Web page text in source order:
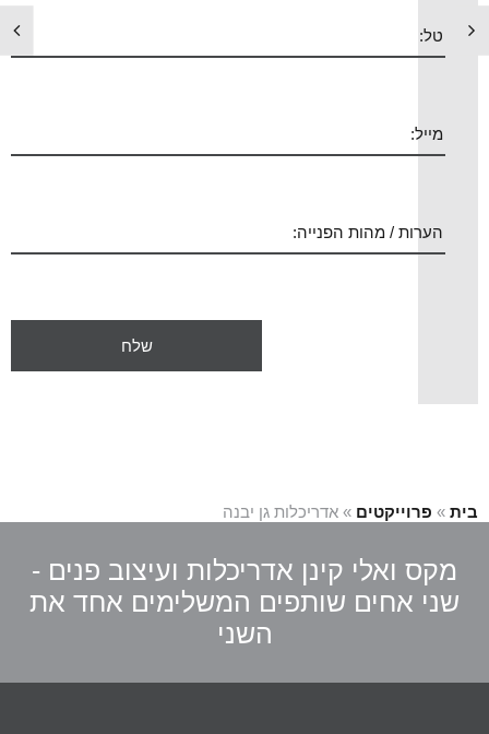
בית » פרוייקטים » אדריכלות גן יבנה
מקס ואלי קינן אדריכלות ועיצוב פנים -
שני אחים שותפים המשלימים אחד את
השני